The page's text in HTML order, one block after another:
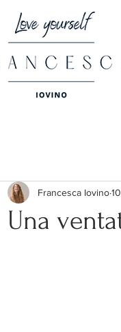
Una
Francesca Iovino